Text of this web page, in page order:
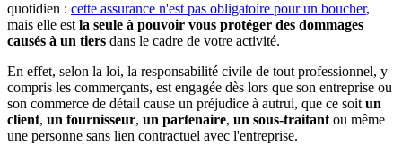
quotidien : cette assurance n'est pas obligatoire pour un boucher,
mais elle est la seule à pouvoir vous protéger des dommages
causés à un tiers dans le cadre de votre activité.
En effet, selon la loi, la responsabilité civile de tout professionnel, y
compris les commerçants, est engagée dès lors que son entreprise ou
son commerce de détail cause un préjudice à autrui, que ce soit un
client, un fournisseur, un partenaire, un sous-traitant ou même
une personne sans lien contractuel avec l'entreprise.